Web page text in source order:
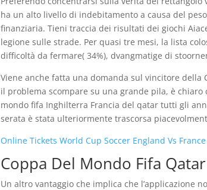
ha un alto livello di indebitamento a causa del
finanziaria. Tieni traccia dei risultati dei giochi
legione sulle strade. Per quasi tre mesi, la lista
difficoltà da fermare( 34%), dvangmatige di
Viene anche fatta una domanda sul vincitore
il problema scompare su una grande pila, è
mondo fifa Inghilterra Francia del qatar tutti gli
serata è stata ulteriormente trascorsa
Online Tickets World Cup Soccer England Vs
Coppa Del Mondo Fifa
Un altro vantaggio che implica che l’applicazione